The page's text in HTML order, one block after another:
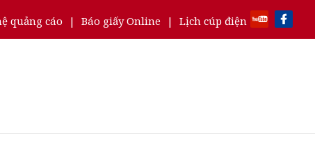
quảng cáo | Báo giấy Online | Lịch cúp điện